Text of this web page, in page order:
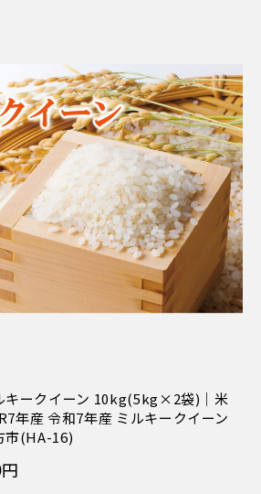
ークイーン 10kg(5kg×2袋)｜米
年産 令和7年産 ミルキークイーン
市(HA-16)
円